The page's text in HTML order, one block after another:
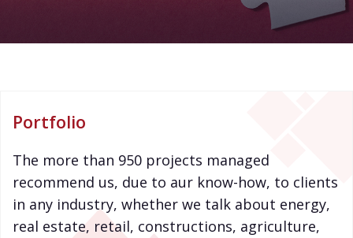
Portfolio
The more than 950 projects managed
recommend us, due to aur know-how, to clients
in any industry, whether we talk about energy,
real estate, retail, constructions, agriculture,